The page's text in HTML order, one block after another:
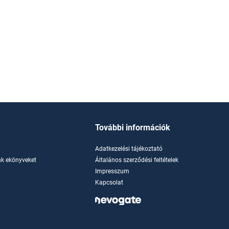
ekönyveket
További információk
Adatkezelési tájékoztató
Általános szerződési feltételek
Impresszum
Kapcsolat